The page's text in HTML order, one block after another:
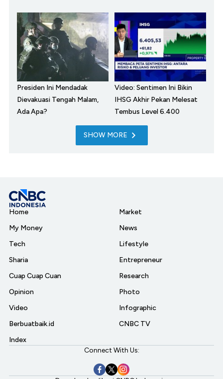
Presiden Ini Mendadak
Dievakuasi Tengah Malam,
Ada Apa?
Video: Sentimen Ini Bikin
IHSG Akhir Pekan Melesat
Tembus Level 6.400
SHOW MORE
Home
My Money
Tech
Sharia
Cuap Cuap Cuan
Opinion
Video
Berbuatbaik.id
Index
Market
News
Lifestyle
Entrepreneur
Research
Photo
Infographic
CNBC TV
Connect With Us: